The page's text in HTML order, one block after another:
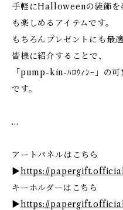
手軽にHalloweenの装飾を
も楽しめるアイテムです。
もちろんプレゼントにも最適
皆様に紹介することで、
「pump-kin-ﾊﾛｳｨﾝｰ」の
です。
…
アートパネルはこちら
▶https://
キーホルダーはこちら
▶https://